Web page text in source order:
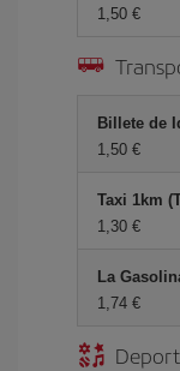
1,50 €
Billete de
1,50 €
Taxi 1km
1,30 €
La
1,74 €